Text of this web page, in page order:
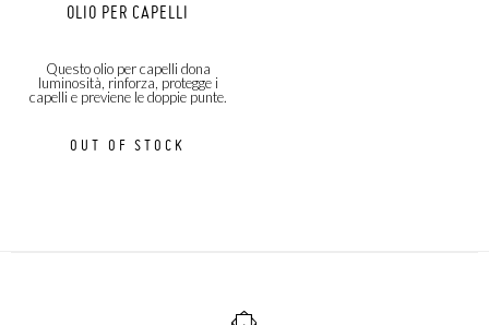
OLIO PER CAPELLI
Questo olio per capelli dona
luminosità, rinforza, protegge i
capelli e previene le doppie punte.
OUT OF STOCK